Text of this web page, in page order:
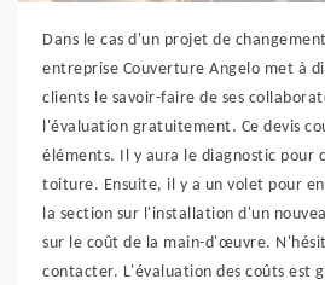
Dans le cas d'un projet de
entreprise Couverture Angelo met à
clients le savoir-faire de ses
l'évaluation gratuitement. Ce devis
éléments. Il y aura le diagnostic pour
toiture. Ensuite, il y a un volet pour
la section sur l'installation d'un
sur le coût de la main-d'œuvre.
contacter. L'évaluation des coûts est